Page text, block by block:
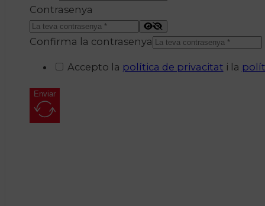
Contrasenya
Confirma la contrasenya
Accepto la política de privacitat i la
Enviar